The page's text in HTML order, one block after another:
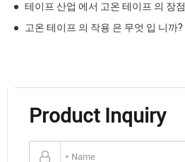
테이프 산업 에서 고온 테이프 의 장점
고온 테이프 의 작용 은 무엇 입 니까?
Product Inquiry